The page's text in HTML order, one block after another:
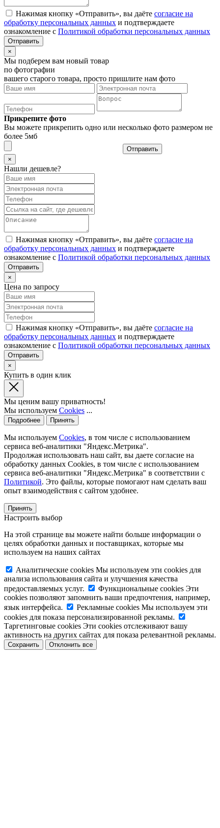
Нажимая кнопку «Отправить», вы даёте согласие на
обработку персональных данных и подтверждаете
ознакомление с Политикой обработки персональных данных
×
Мы подберем вам новый товар
по фотографии
вашего старого товара, просто пришлите нам фото
Прикрепите фото
Вы можете прикрепить одно или несколько фото размером не
более 5мб
Отправить
×
Нашли дешевле?
Нажимая кнопку «Отправить», вы даёте согласие на
обработку персональных данных и подтверждаете
ознакомление с Политикой обработки персональных данных
×
Цена по запросу
Нажимая кнопку «Отправить», вы даёте согласие на
обработку персональных данных и подтверждаете
ознакомление с Политикой обработки персональных данных
×
Купить в один клик
Мы ценим вашу приватность!
Мы используем Cookies ...
Подробнее Принять
Мы используем Cookies, в том числе с использованием
сервиса веб-аналитики "Яндекс.Метрика".
Продолжая использовать наш сайт, вы даете согласие на
обработку данных Cookies, в том числе с использованием
сервиса веб-аналитики "Яндекс.Метрика" в соответствии с
Политикой. Это файлы, которые помогают нам сделать ваш
опыт взаимодействия с сайтом удобнее.
Принять
Настроить выбор
На этой странице вы можете найти больше информации о
целях обработки данных и поставщиках, которые мы
используем на наших сайтах
Аналитические cookies Мы используем эти cookies для
анализа использования сайта и улучшения качества
предоставляемых услуг.
Функциональные cookies Эти
cookies позволяют запомнить ваши предпочтения, например,
язык интерфейса.
Рекламные cookies Мы используем эти
cookies для показа персонализированной рекламы.
Таргетинговые cookies Эти cookies отслеживают вашу
активность на других сайтах для показа релевантной рекламы.
Сохранить Отклонить все